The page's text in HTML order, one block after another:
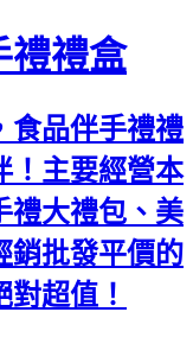
禮禮盒
食品伴手禮禮
！主要經營本
禮大禮包、美
銷批發平價的
超值！